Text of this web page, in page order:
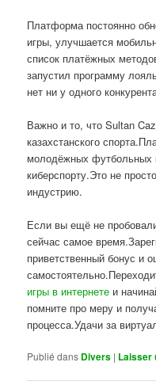
Платформа постоянно
игры, улучшается
список платёжных
запустил программу
нет ни у одного
Важно и то, что Sultan
казахстанского
молодёжных футбольных
киберспорту.Это не
индустрию.
Если вы ещё не
сейчас самое
приветственный бонус и
игры в интернете и
помните про меру и
процесса.Удачи за
Publié dans Divers | Laisser